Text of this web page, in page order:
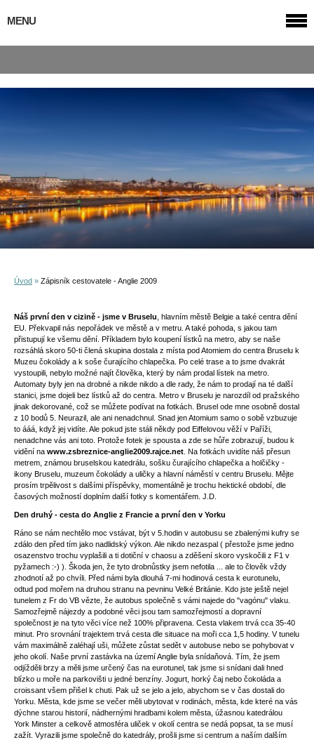
Úvod » Zápisník cestovatele - Anglie 2009
Náš první den v cizině - jsme v Bruselu , hlavním městě Belgie a také centra dění
EU. Překvapil nás nepořádek ve městě a v metru. A také pohoda, s jakou tam
přistupují ke všemu dění. Příkladem bylo koupení lístků na metro, aby se naše
rozsáhlá skoro 50-ti člená skupina dostala z místa pod Atomiem do centra Bruselu k
Muzeu čokolády a k soše čurajícího chlapečka. Po celé trase a to jsme dvakrát
vystoupili, nebylo možné najít člověka, který by nám prodal lístek na metro.
Automaty byly jen na drobné a nikde nikdo a dle rady, že nám to prodají na té další
stanici, jsme dojeli bez lístků až do centra. Metro v Bruselu je narozdíl od pražského
jinak dekorované, což se můžete podívat na fotkách. Brusel ode mne osobně dostal
z 10 bodů 5. Neurazil, ale ani nenadchnul. Snad jen Atomium samo o sobě vzbuzuje
to ááá, když jej vidíte. Ale pokud jste stáli někdy pod Eiffelovou věží v Paříži,
nenadchne vás ani toto. Protože fotek je spousta a zde se hůře zobrazují, budou k
vidění na www.zsbreznice-anglie2009.rajce.net . Na fotkách uvidíte náš přesun
metrem, známou bruselskou katedrálu, sošku čurajícího chlapečka a holčičky -
ikony Bruselu, muzeum čokolády a uličky a hlavní náměstí v centru Bruselu. Mějte
prosím trpělivost s dalšími příspěvky, momentálně je trochu hektické období, dle
časových možností doplním další fotky s komentářem. J.D.
Den druhý - cesta do Anglie z Francie a první den v Yorku
Ráno se nám nechtělo moc vstávat, být v 5.hodin v autobusu se zbalenými kufry se
zdálo den před tím jako nadlidský výkon. Ale nikdo nezaspal ( přestože jsme jedno
osazenstvo trochu vyplašili a ti dotiční v chaosu a zděšení skoro vyskočili z F1 v
pyžamech :-) ). Škoda jen, že tyto drobnůstky jsem nefotila ... ale to člověk vždy
zhodnotí až po chvíli. Před námi byla dlouhá 7-mi hodinová cesta k eurotunelu,
odtud pod mořem na druhou stranu na pevninu Velké Británie. Kdo jste ještě nejel
tunelem z Fr do VB vězte, že autobus společně s vámi najede do "vagónu" vlaku.
Samozřejmě nájezdy a podobné věci jsou tam samozřejmostí a dopravní
společnost je na tyto věci více než 100% připravena. Cesta vlakem trvá cca 35-40
minut. Pro srovnání trajektem trvá cesta dle situace na moři cca 1,5 hodiny. V tunelu
vám maximálně zaléhají uši, můžete zůstat sedět v autobuse nebo se pohybovat v
jeho okolí. Naše první zastávka na území Anglie byla snídaňová. Tím, že jsem
odjížděli brzy a měli jsme určený čas na eurotunel, tak jsme si snídani dali hned
blízko u moře na parkovišti u jedné benzíny. Jogurt, horký čaj nebo čokoláda a
croissant všem přišel k chuti. Pak už se jelo a jelo, abychom se v čas dostali do
Yorku. Města, kde jsme se večer měli ubytovat v rodinách, města, kde které na vás
dýchne starou historií, nádhernými hradbami kolem města, úžasnou katedrálou
York Minster a celkově atmosféra uliček v okolí centra se nedá popsat, ta se musí
zažít. Vyrazili jsme společně do katedrály, prošli jsme si centrum a naším dalším
MENU